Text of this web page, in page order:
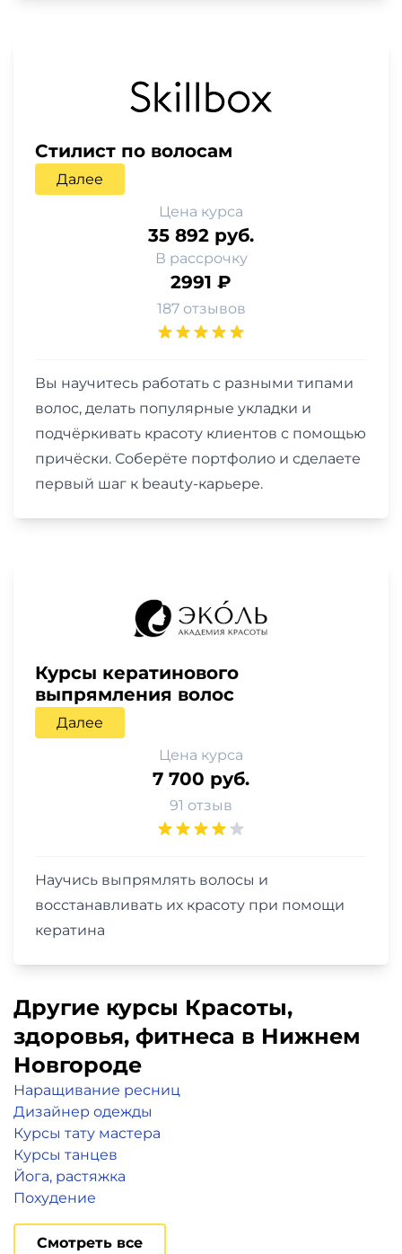
Стилист по волосам
Далее
Цена курса
35 892 руб.
В рассрочку
2991 ₽
187 отзывов
Вы научитесь работать с разными типами
волос, делать популярные укладки и
подчёркивать красоту клиентов с помощью
причёски. Соберёте портфолио и сделаете
первый шаг к beauty-карьере.
Курсы кератинового
выпрямления волос
Далее
Цена курса
7 700 руб.
91 отзыв
Научись выпрямлять волосы и
восстанавливать их красоту при помощи
кератина
Другие курсы Красоты,
здоровья, фитнеса в Нижнем
Новгороде
Наращивание ресниц
Дизайнер одежды
Курсы тату мастера
Курсы танцев
Йога, растяжка
Похудение
Смотреть все